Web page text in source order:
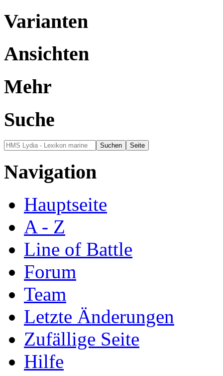
Varianten
Ansichten
Mehr
Suche
Navigation
Hauptseite
A - Z
Line of Battle
Forum
Team
Letzte Änderungen
Zufällige Seite
Hilfe